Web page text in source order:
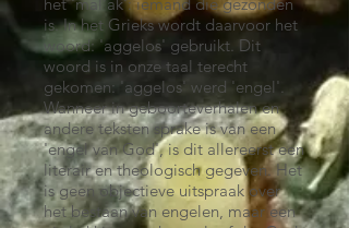
is. In het Grieks wordt daarvoor het
woord: 'aggelos' gebruikt. Dit
woord is in onze taal terecht
gekomen: 'aggelos' werd 'engel'.
Wanneer in geboorteverhalen en
andere teksten sprake is van een
'engel van God', is dit allereerst een
literair en theologisch gegeven. Het
is geen objectieve uitspraak over
het bestaan van engelen, maar een